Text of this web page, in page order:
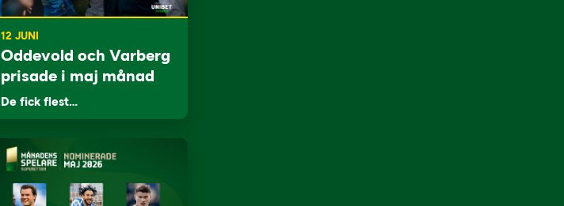
12 JUNI
Oddevold och Varberg
prisade i maj månad
De fick flest…